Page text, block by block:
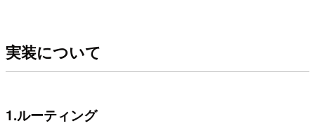
実装について
1.ルーティング